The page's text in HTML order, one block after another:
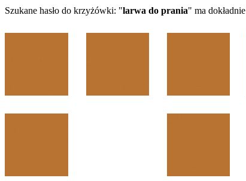
Szukane hasło do krzyżówki: "larwa do prania" ma dokładnie